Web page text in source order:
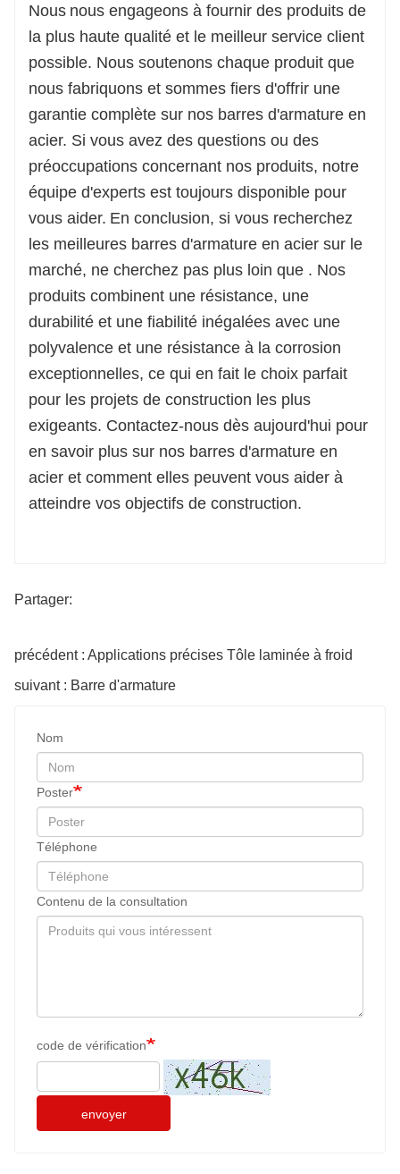
Nous nous engageons à fournir des produits de
la plus haute qualité et le meilleur service client
possible. Nous soutenons chaque produit que
nous fabriquons et sommes fiers d'offrir une
garantie complète sur nos barres d'armature en
acier. Si vous avez des questions ou des
préoccupations concernant nos produits, notre
équipe d'experts est toujours disponible pour
vous aider. En conclusion, si vous recherchez
les meilleures barres d'armature en acier sur le
marché, ne cherchez pas plus loin que . Nos
produits combinent une résistance, une
durabilité et une fiabilité inégalées avec une
polyvalence et une résistance à la corrosion
exceptionnelles, ce qui en fait le choix parfait
pour les projets de construction les plus
exigeants. Contactez-nous dès aujourd'hui pour
en savoir plus sur nos barres d'armature en
acier et comment elles peuvent vous aider à
atteindre vos objectifs de construction.
Partager:
précédent : Applications précises Tôle laminée à froid
suivant : Barre d'armature
Nom
Poster
Téléphone
Contenu de la consultation
code de vérification
envoyer